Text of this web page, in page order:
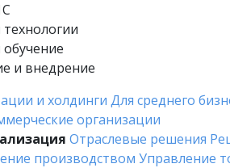
и внедрение
и холдинги Для среднего
организации
Отраслевые решения
производством Управление